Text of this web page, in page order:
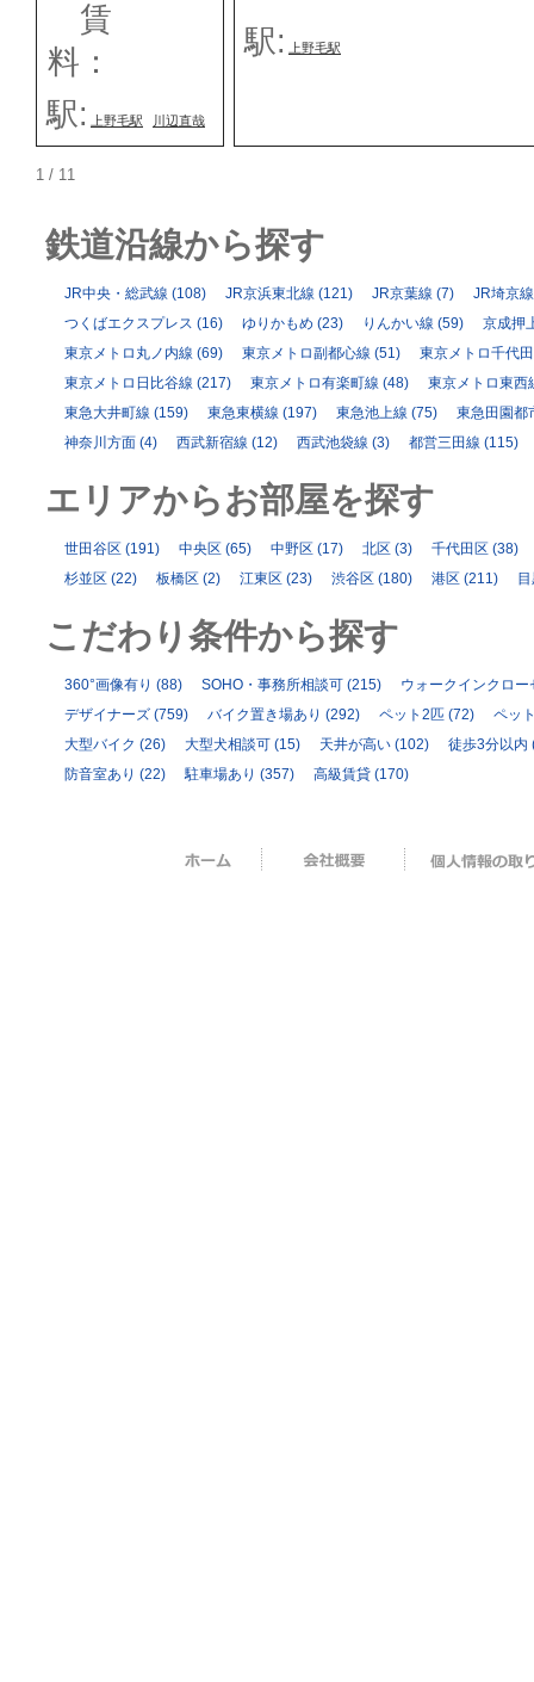
賃
料：
駅: 上野毛駅 川辺直哉
駅: 上野毛駅
1 / 11
鉄道沿線から探す
JR中央・総武線 (108) JR京浜東北線 (121) JR京葉線 (7)
JR埼京線
つくばエクスプレス (16) ゆりかもめ (23) りんかい線 (59)
京成押
東京メトロ丸ノ内線 (69) 東京メトロ副都心線 (51)
東京メトロ千代
東京メトロ日比谷線 (217) 東京メトロ有楽町線 (48)
東京メトロ東西
東急大井町線 (159) 東急東横線 (197) 東急池上線 (75)
東急田園都
神奈川方面 (4) 西武新宿線 (12) 西武池袋線 (3) 都営三田線 (115)
エリアからお部屋を探す
世田谷区 (191) 中央区 (65) 中野区 (17) 北区 (3) 千代田区 (38)
杉並区 (22) 板橋区 (2) 江東区 (23) 渋谷区 (180) 港区 (211)
こだわり条件から探す
360°画像有り (88) SOHO・事務所相談可 (215)
ウォークインクロー
デザイナーズ (759) バイク置き場あり (292) ペット2匹 (72)
ペッ
大型バイク (26) 大型犬相談可 (15) 天井が高い (102) 徒歩3分以内
防音室あり (22) 駐車場あり (357) 高級賃貸 (170)